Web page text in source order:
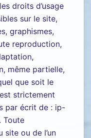
droits d’usage
sur le site,
graphismes,
reproduction,
même partielle,
que soit le
strictement
par écrit de : ip-
Toute
ou de l’un